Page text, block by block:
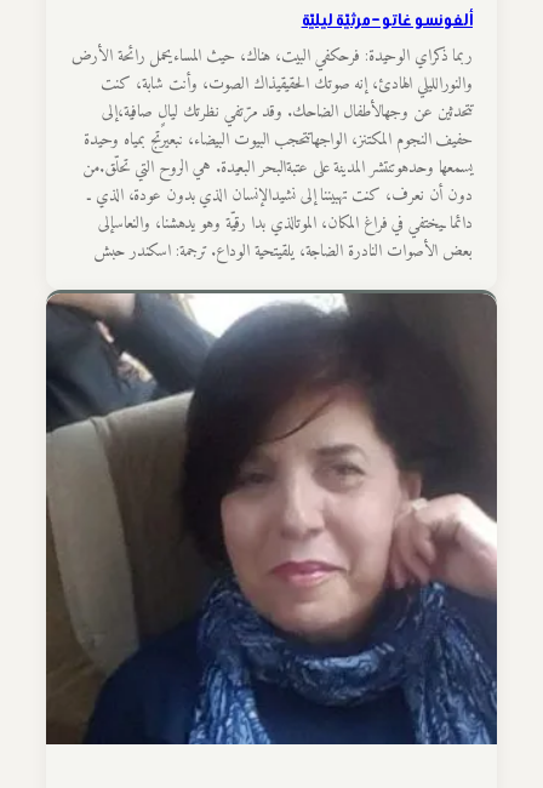
ألفونسو غاتو – مرثيّة ليليّة
ربما ذكراي الوحيدة: فرحكفي البيت، هناك، حيث المساءيحمل رائحة الأرض
والنورالليلي الهادئ، إنه صوتك الحقيقيذاك الصوت، وأنت شابة، كنت
تتحدثين عن وجهالأطفال الضاحك. وقد مرّتفي نظرتك ليالٍ صافية،إلى
حفيف النجوم المكتنز، الواجهاتتحجب البيوت البيضاء، نبعيرتج بمياه وحيدة
يسمعها وحدهوتنتشر المدينة على عتبةالبحر البعيدة. هي الروح التي تحلّق.من
دون أن نعرف، كنت تهبيننا إلى نشيدالإنسان الذي بدون عودة، الذي ـ
دائما ـيختفي في فراغ المكان، الموتالذي بدا رقيّة وهو يدهشنا، والنعاسإلى
بعض الأصوات النادرة الضاجة، يلقيتحية الوداع. ترجمة: اسكندر حبش